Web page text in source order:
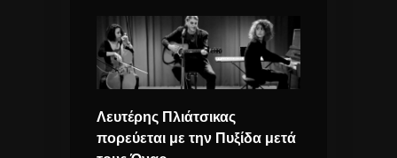
Λευτέρης Πλιάτσικας
πορεύεται με την Πυξίδα μετά